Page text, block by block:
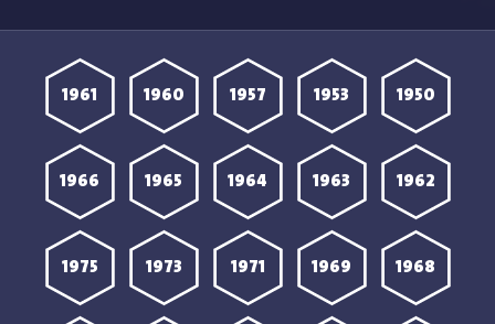
1950
1953
1957
1960
1961
1962
1963
1964
1965
1966
1968
1969
1971
1973
1975